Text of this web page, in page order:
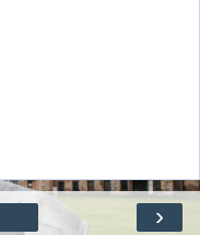
›